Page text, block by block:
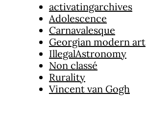
activatingarchives
Adolescence
Carnavalesque
Georgian modern art
IllegalAstronomy
Non classé
Rurality
Vincent van Gogh